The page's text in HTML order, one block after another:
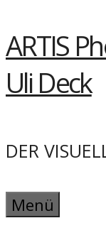
Springe
zum
Inhalt
ARTIS
Uli Deck
DER
Menü